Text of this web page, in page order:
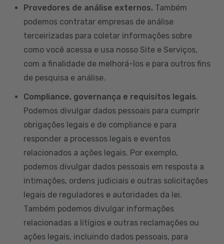
Provedores de análise externos. Também
podemos contratar empresas de análise
terceirizadas para coletar informações sobre
como você acessa e usa nosso Site e Serviços,
com a finalidade de melhorá-los e para outros fins
de pesquisa e análise.
Compliance, governança e requisitos legais.
Podemos divulgar dados pessoais para cumprir
obrigações legais e de compliance e para
responder a processos legais e eventos
relacionados a ações legais. Por exemplo,
podemos divulgar dados pessoais em resposta a
intimações, ordens judiciais e outras solicitações
legais de reguladores e autoridades da lei.
Também podemos divulgar informações
relacionadas a litígios e outras reclamações ou
ações legais, incluindo dados pessoais, para